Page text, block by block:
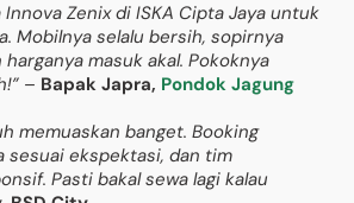
Innova Zenix di ISKA Cipta Jaya untuk
Mobilnya selalu bersih, sopirnya
masuk akal. Pokoknya
– Bapak Japra, Pondok Jagung
memuaskan banget. Booking
sesuai ekspektasi, dan tim
Pasti bakal sewa lagi kalau